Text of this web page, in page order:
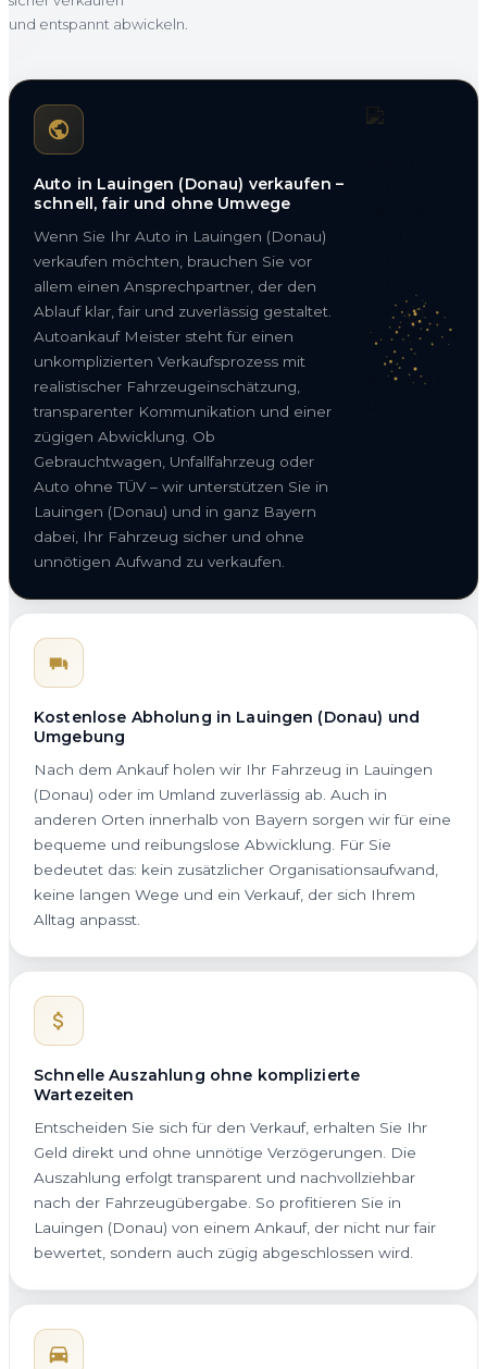
und entspannt abwickeln.
Auto in Lauingen (Donau) verkaufen –
schnell, fair und ohne Umwege
Wenn Sie Ihr Auto in Lauingen (Donau)
verkaufen möchten, brauchen Sie vor
allem einen Ansprechpartner, der den
Ablauf klar, fair und zuverlässig gestaltet.
Autoankauf Meister steht für einen
unkomplizierten Verkaufsprozess mit
realistischer Fahrzeugeinschätzung,
transparenter Kommunikation und einer
zügigen Abwicklung. Ob
Gebrauchtwagen, Unfallfahrzeug oder
Auto ohne TÜV – wir unterstützen Sie in
Lauingen (Donau) und in ganz Bayern
dabei, Ihr Fahrzeug sicher und ohne
unnötigen Aufwand zu verkaufen.
Kostenlose Abholung in Lauingen (Donau) und
Umgebung
Nach dem Ankauf holen wir Ihr Fahrzeug in Lauingen
(Donau) oder im Umland zuverlässig ab. Auch in
anderen Orten innerhalb von Bayern sorgen wir für eine
bequeme und reibungslose Abwicklung. Für Sie
bedeutet das: kein zusätzlicher Organisationsaufwand,
keine langen Wege und ein Verkauf, der sich Ihrem
Alltag anpasst.
Schnelle Auszahlung ohne komplizierte
Wartezeiten
Entscheiden Sie sich für den Verkauf, erhalten Sie Ihr
Geld direkt und ohne unnötige Verzögerungen. Die
Auszahlung erfolgt transparent und nachvollziehbar
nach der Fahrzeugübergabe. So profitieren Sie in
Lauingen (Donau) von einem Ankauf, der nicht nur fair
bewertet, sondern auch zügig abgeschlossen wird.